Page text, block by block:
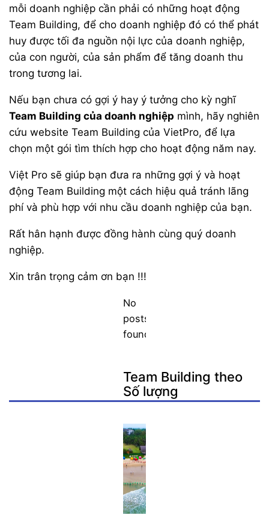
mỗi doanh nghiệp cần phải có những hoạt động
Team Building, để cho doanh nghiệp đó có thể phát
huy được tối đa nguồn nội lực của doanh nghiệp,
của con người, của sản phẩm để tăng doanh thu
trong tương lai.
Nếu bạn chưa có gợi ý hay ý tưởng cho kỳ nghĩ
Team Building của doanh nghiệp mình, hãy nghiên
cứu website Team Building của VietPro, để lựa
chọn một gói tìm thích hợp cho hoạt động năm nay.
Việt Pro sẽ giúp bạn đưa ra những gợi ý và hoạt
động Team Building một cách hiệu quả tránh lãng
phí và phù hợp với nhu cầu doanh nghiệp của bạn.
Rất hân hạnh được đồng hành cùng quý doanh
nghiệp.
Xin trân trọng cảm ơn bạn !!!
No
posts
found.
Team Building theo
Số lượng